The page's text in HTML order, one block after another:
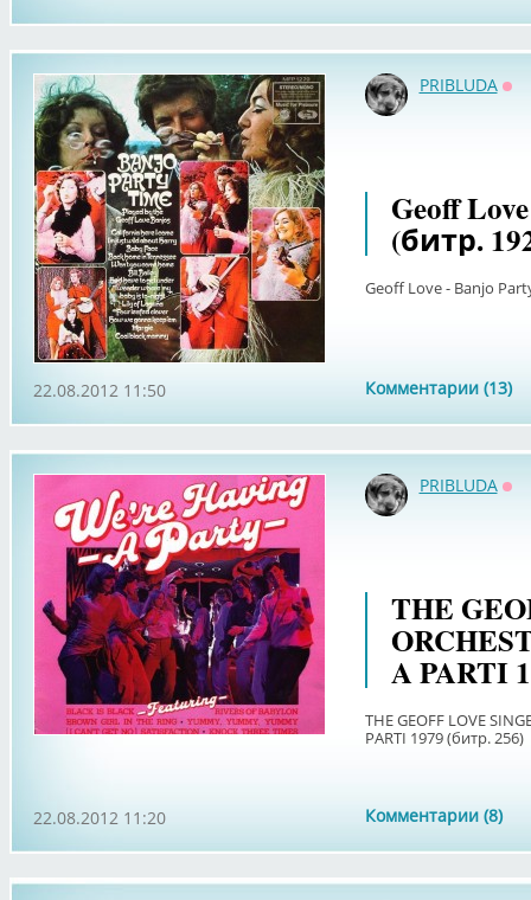
PRIBLUDA
Geoff
(битр.
Geoff Love - Banjo
Комментарии (13)
22.08.2012 11:50
PRIBLUDA
THE
A PARTI
THE GEOFF LOVE
PARTI 1979 (битр. 256)
Комментарии (8)
22.08.2012 11:20